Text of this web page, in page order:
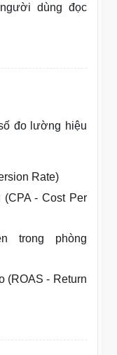
dùng đọc
đo lường hiệu
Rate)
- Cost Per
trong phòng
(ROAS - Return